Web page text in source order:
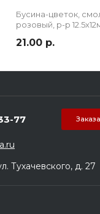
Бусина-цветок,
розовый, р-р
21.00 р.
77
Тухачевского, д. 27